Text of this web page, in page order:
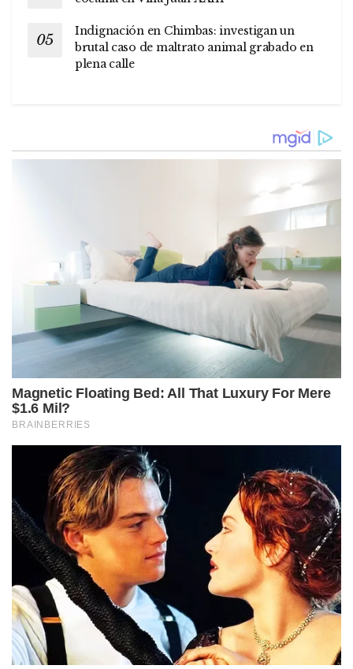
Indignación en Chimbas: investigan un
brutal caso de maltrato animal grabado en
plena calle